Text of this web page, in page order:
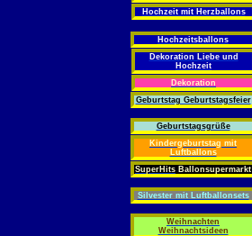
Hochzeit mit Herzballons
Hochzeitsballons
Dekoration Liebe und
Hochzeit
Dekoration
Geburtstag Geburtstagsfeier
Geburtstagsgrüße
Kindergeburtstag mit
Luftballons
SuperHits Ballonsupermarkt
Silvester mit Luftballonsets
Weihnachten
Weihnachtsideen